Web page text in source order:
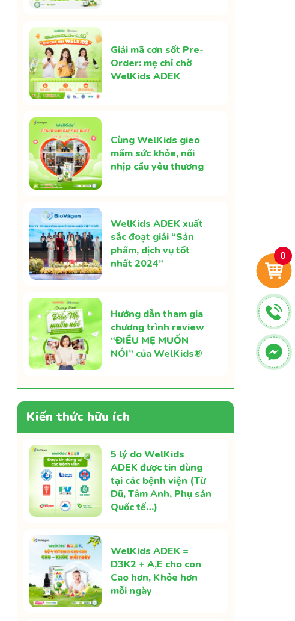
Giải mã cơn sốt Pre-
Order: mẹ chỉ chờ
WelKids ADEK
Cùng WelKids gieo
mầm sức khỏe, nối
nhịp cầu yêu thương
WelKids ADEK xuất
sắc đoạt giải “Sản
phẩm, dịch vụ tốt
nhất 2024”
Hướng dẫn tham gia
chương trình review
“ĐIỀU MẸ MUỐN
NÓI” của WelKids®
Kiến thức hữu ích
5 lý do WelKids
ADEK được tin dùng
tại các bệnh viện (Từ
Dũ, Tâm Anh, Phụ sản
Quốc tế…)
WelKids ADEK =
D3K2 + A,E cho con
Cao hơn, Khỏe hơn
mỗi ngày
0